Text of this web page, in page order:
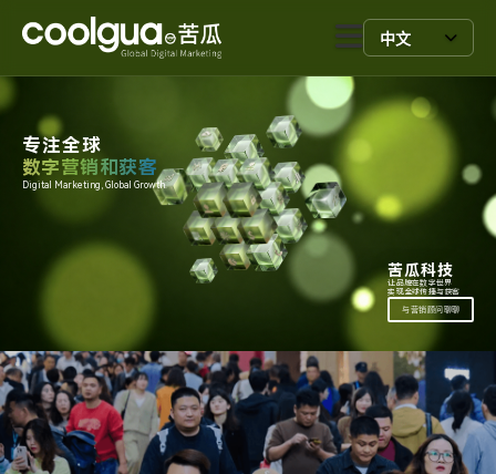
中文
专注全球
数字营销和获客
Digital Marketing, Global Growth.
苦瓜科技
让品牌在数字世界
实现全球传播与获客
与营销顾问聊聊